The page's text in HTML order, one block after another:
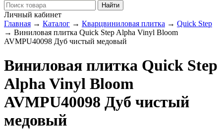
Личный кабинет
Главная → Каталог → Кварцвиниловая плитка → Quick Step
→ Виниловая плитка Quick Step Alpha Vinyl Bloom
AVMPU40098 Дуб чистый медовый
Виниловая плитка Quick Step
Alpha Vinyl Bloom
AVMPU40098 Дуб чистый
медовый